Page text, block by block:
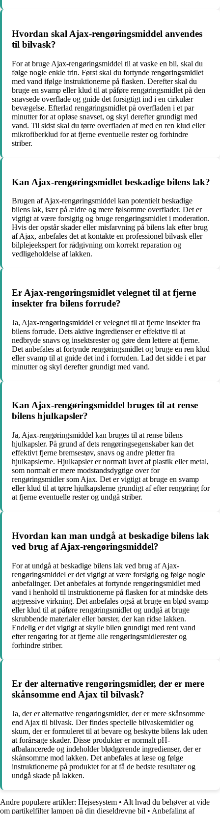
Hvordan skal Ajax-rengøringsmiddel anvendes
til bilvask?
For at bruge Ajax-rengøringsmiddel til at vaske en bil, skal du
følge nogle enkle trin. Først skal du fortynde rengøringsmidlet
med vand ifølge instruktionerne på flasken. Derefter skal du
bruge en svamp eller klud til at påføre rengøringsmidlet på den
snavsede overflade og gnide det forsigtigt ind i en cirkulær
bevægelse. Efterlad rengøringsmidlet på overfladen i et par
minutter for at opløse snavset, og skyl derefter grundigt med
vand. Til sidst skal du tørre overfladen af med en ren klud eller
mikrofiberklud for at fjerne eventuelle rester og forhindre
striber.
Kan Ajax-rengøringsmidlet beskadige bilens lak?
Brugen af Ajax-rengøringsmiddel kan potentielt beskadige
bilens lak, især på ældre og mere følsomme overflader. Det er
vigtigt at være forsigtig og bruge rengøringsmidlet i moderation.
Hvis der opstår skader eller misfarvning på bilens lak efter brug
af Ajax, anbefales det at kontakte en professionel bilvask eller
bilplejeekspert for rådgivning om korrekt reparation og
vedligeholdelse af lakken.
Er Ajax-rengøringsmidlet velegnet til at fjerne
insekter fra bilens forrude?
Ja, Ajax-rengøringsmiddel er velegnet til at fjerne insekter fra
bilens forrude. Dets aktive ingredienser er effektive til at
nedbryde snavs og insektsrester og gøre dem lettere at fjerne.
Det anbefales at fortynde rengøringsmidlet og bruge en ren klud
eller svamp til at gnide det ind i forruden. Lad det sidde i et par
minutter og skyl derefter grundigt med vand.
Kan Ajax-rengøringsmiddel bruges til at rense
bilens hjulkapsler?
Ja, Ajax-rengøringsmiddel kan bruges til at rense bilens
hjulkapsler. På grund af dets rengøringsegenskaber kan det
effektivt fjerne bremsestøv, snavs og andre pletter fra
hjulkapslerne. Hjulkapsler er normalt lavet af plastik eller metal,
som normalt er mere modstandsdygtige over for
rengøringsmidler som Ajax. Det er vigtigt at bruge en svamp
eller klud til at tørre hjulkapslerne grundigt af efter rengøring for
at fjerne eventuelle rester og undgå striber.
Hvordan kan man undgå at beskadige bilens lak
ved brug af Ajax-rengøringsmiddel?
For at undgå at beskadige bilens lak ved brug af Ajax-
rengøringsmiddel er det vigtigt at være forsigtig og følge nogle
anbefalinger. Det anbefales at fortynde rengøringsmidlet med
vand i henhold til instruktionerne på flasken for at mindske dets
aggressive virkning. Det anbefales også at bruge en blød svamp
eller klud til at påføre rengøringsmidlet og undgå at bruge
skrubbende materialer eller børster, der kan ridse lakken.
Endelig er det vigtigt at skylle bilen grundigt med rent vand
efter rengøring for at fjerne alle rengøringsmidlerester og
forhindre striber.
Er der alternative rengøringsmidler, der er mere
skånsomme end Ajax til bilvask?
Ja, der er alternative rengøringsmidler, der er mere skånsomme
end Ajax til bilvask. Der findes specielle bilvaskemidler og
skum, der er formuleret til at bevare og beskytte bilens lak uden
at forårsage skader. Disse produkter er normalt pH-
afbalancerede og indeholder blødgørende ingredienser, der er
skånsomme mod lakken. Det anbefales at læse og følge
instruktionerne på produktet for at få de bedste resultater og
undgå skade på lakken.
Andre populære artikler: Hejsesystem • Alt hvad du behøver at vide
om partikelfilter lampen på din dieseldrevne bil • Anbefaling af